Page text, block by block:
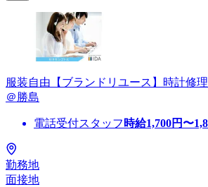
服装自由【ブランドリユース】時計修
＠勝島
電話受付スタッフ 時給1,700円〜
勤務地
面接地